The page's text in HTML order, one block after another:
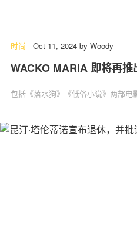
时尚 - Oct 11, 2024 by Woody
WACKO MARIA 即将再推
包括《落水狗》《低俗小说》两部电